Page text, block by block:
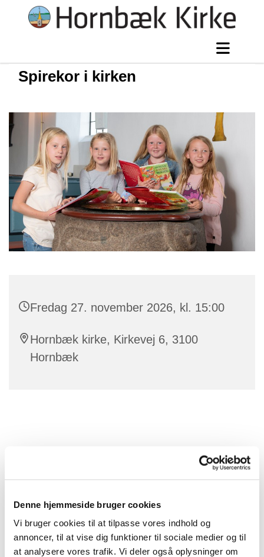
Denne hjemmeside bruger cookies
Vi bruger cookies til at tilpasse vores indhold og
annoncer, til at vise dig funktioner til sociale medier og til
at analysere vores trafik. Vi deler også oplysninger om
Spirekor i kirken
Fredag 27. november 2026, kl. 15:00
Hornbæk kirke, Kirkevej 6, 3100
Hornbæk